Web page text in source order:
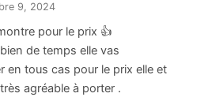
9, 2024
pour le prix 👍
de temps elle vas
en tous cas pour le prix elle et
agréable à porter .